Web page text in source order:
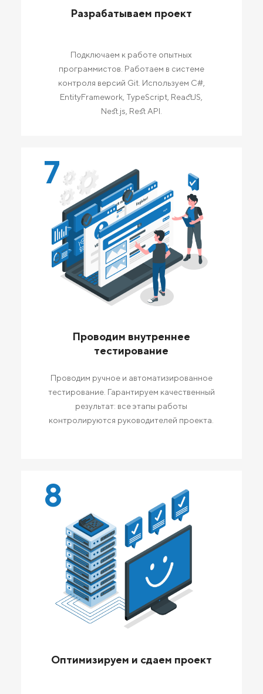
Разрабатываем проект
Подключаем к работе опытных
программистов. Работаем в системе
контроля версий Git. Используем C#,
EntityFramework, TypeScript, ReactJS,
Nest.js, Rest API.
7
Проводим внутреннее
тестирование
Проводим ручное и автоматизированное
тестирование. Гарантируем качественный
результат: все этапы работы
контролируются руководителей проекта.
8
Оптимизируем и сдаем проект